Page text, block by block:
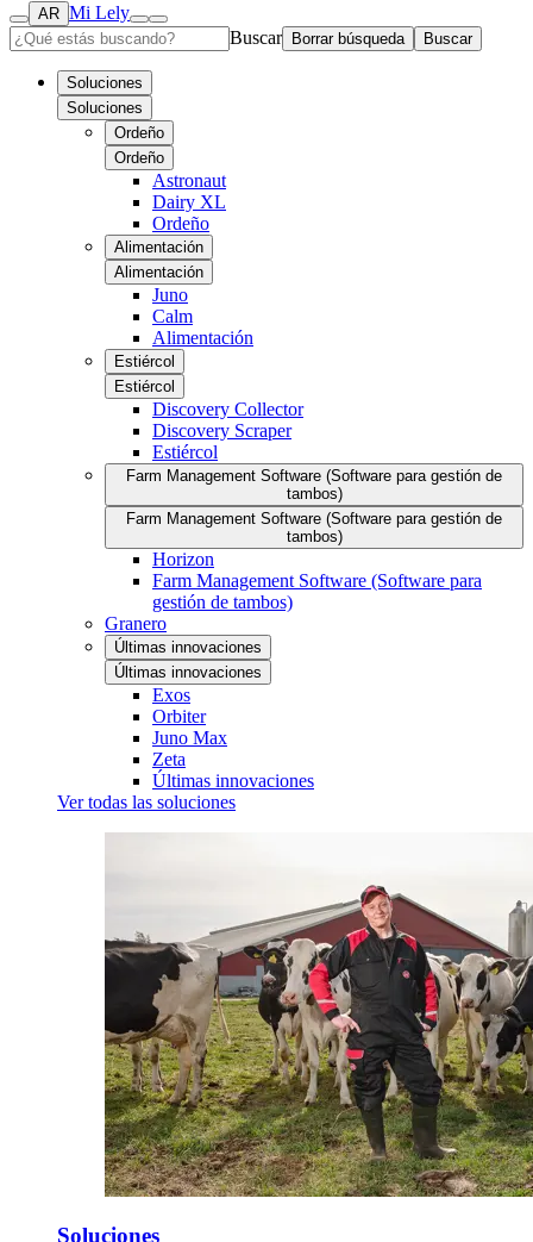
AR Mi Lely
Buscar
Borrar búsqueda Buscar
Soluciones
Soluciones
Ordeño
Ordeño
Astronaut
Dairy XL
Ordeño
Alimentación
Alimentación
Juno
Calm
Alimentación
Estiércol
Estiércol
Discovery Collector
Discovery Scraper
Estiércol
Farm Management Software (Software para gestión de
tambos)
Farm Management Software (Software para gestión de
tambos)
Horizon
Farm Management Software (Software para
gestión de tambos)
Granero
Últimas innovaciones
Últimas innovaciones
Exos
Orbiter
Juno Max
Zeta
Últimas innovaciones
Ver todas las soluciones
Soluciones